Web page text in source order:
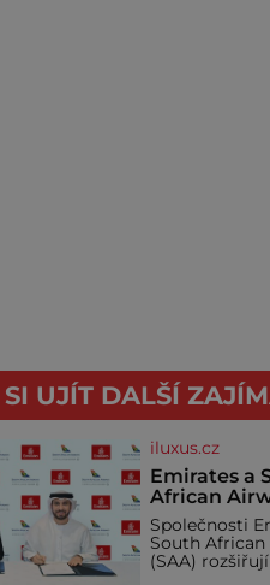
SI UJÍT DALŠÍ
iluxus.cz
Emirates a
African
rozšiřují
Cestujícím
zpřístupní
Společnosti
South African
(SAA)